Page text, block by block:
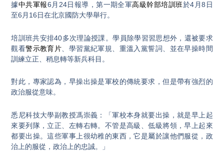
據中共軍報6月24日報導，第一期全軍高級幹部培訓班於4月8日
至6月16日在北京國防大學舉行。
培訓班共安排40多次理論授課。學員除學習習思想外，還被要求
觀看警示教育片 、學習黨紀軍規、重溫入黨誓詞、並在早操時間
訓練立正、稍息轉等新兵科目。
對此，專家認為，早操出操是軍校的傳統要求，但是帶有強烈的
政治服從意味。
悉尼科技大學副教授馮崇義：「軍校本身就要出操，就是早上起
來要列隊，立正、左轉右轉。不管是高級、低級將領，早上起來
都要出操。這些軍事上很幼稚的東西，它是屬於讓他們服從，政
治上的服從，政治上的忠誠。」